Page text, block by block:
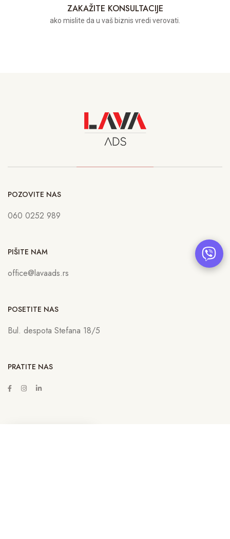
ZAKAŽITE KONSULTACIJE
ako mislite da u vaš biznis vredi verovati.
POZOVITE NAS
060 0252 989
PIŠITE NAM
office@lavaads.rs
POSETITE NAS
Bul. despota Stefana 18/5
PRATITE NAS